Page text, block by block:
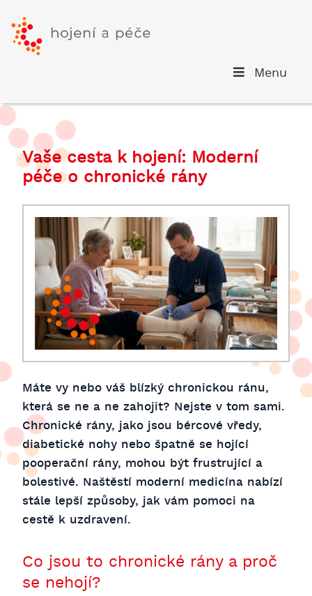
Menu
Vaše cesta k hojení: Moderní
péče o chronické rány
Máte vy nebo váš blízký chronickou ránu,
která se ne a ne zahojit? Nejste v tom sami.
Chronické rány, jako jsou bércové vředy,
diabetické nohy nebo špatně se hojící
pooperační rány, mohou být frustrující a
bolestivé. Naštěstí moderní medicína nabízí
stále lepší způsoby, jak vám pomoci na
cestě k uzdravení.
Co jsou to chronické rány a proč
se nehojí?